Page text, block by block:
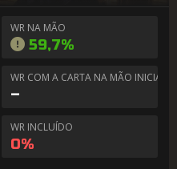
WR NA MÃO
59,7%
WR COM A CARTA NA MÃO INICIAL
–
WR INCLUÍDO
0%